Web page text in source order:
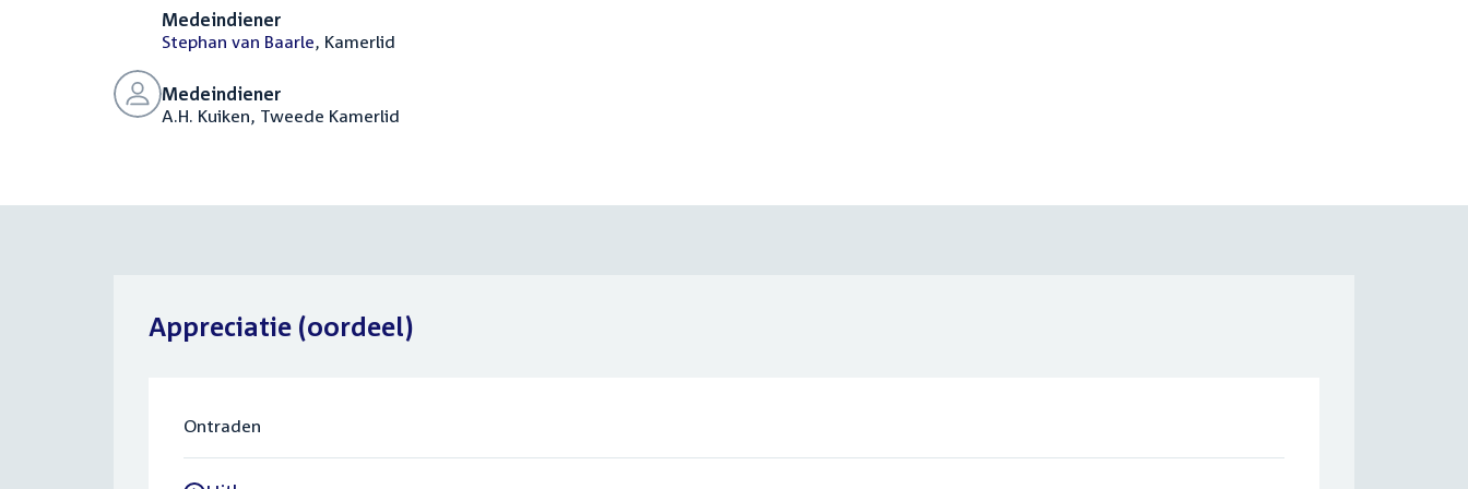
Medeindiener
Stephan van Baarle, Kamerlid
Medeindiener
A.H. Kuiken, Tweede Kamerlid
Appreciatie (oordeel)
Ontraden